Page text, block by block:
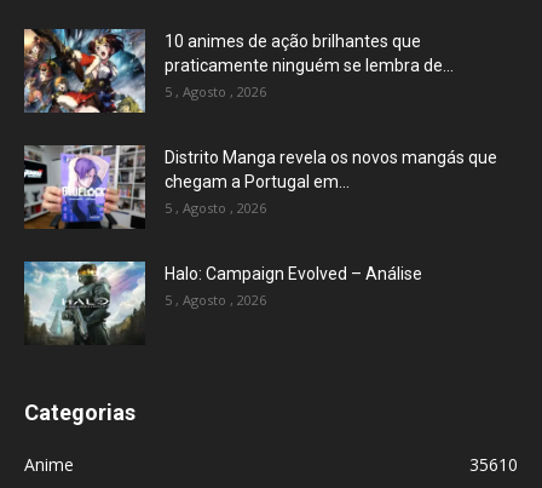
10 animes de ação brilhantes que
praticamente ninguém se lembra de...
5 , Agosto , 2026
Distrito Manga revela os novos mangás que
chegam a Portugal em...
5 , Agosto , 2026
Halo: Campaign Evolved – Análise
5 , Agosto , 2026
Categorias
Anime 35610